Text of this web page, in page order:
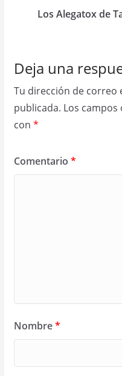
Los Alegatox de
Deja una
Tu dirección de correo
publicada. Los
con *
Comentario *
Nombre*